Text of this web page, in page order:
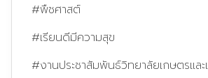
#พืชศาสต์
#เรียนดีมีความสุข
#งานประชาสัมพันธ์วิทยาลัยเกษตรและ